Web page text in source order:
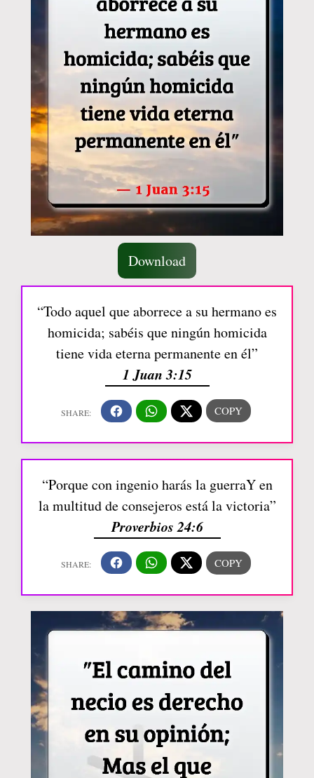
Download
“Todo aquel que aborrece a su hermano es
homicida; sabéis que ningún homicida
tiene vida eterna permanente en él”
1 Juan 3:15
“Porque con ingenio harás la guerraY en
la multitud de consejeros está la victoria”
Proverbios 24:6